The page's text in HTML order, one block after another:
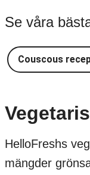
Se våra
Couscous
HelloFreshs
mängder